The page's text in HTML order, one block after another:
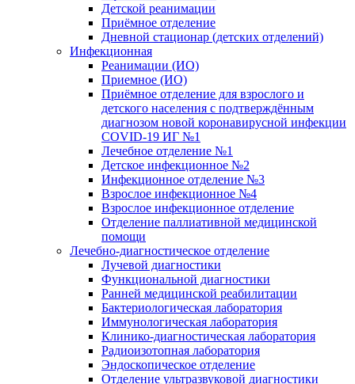
Детской реанимации
Приёмное отделение
Дневной стационар (детских отделений)
Инфекционная
Реанимации (ИО)
Приемное (ИО)
Приёмное отделение для взрослого и
детского населения с подтверждённым
диагнозом новой коронавирусной инфекции
COVID-19 ИГ №1
Лечебное отделение №1
Детское инфекционное №2
Инфекционное отделение №3
Взрослое инфекционное №4
Взрослое инфекционное отделение
Отделение паллиативной медицинской
помощи
Лечебно-диагностическое отделение
Лучевой диагностики
Функциональной диагностики
Ранней медицинской реабилитации
Бактериологическая лаборатория
Иммунологическая лаборатория
Клинико-диагностическая лаборатория
Радиоизотопная лаборатория
Эндоскопическое отделение
Отделение ультразвуковой диагностики